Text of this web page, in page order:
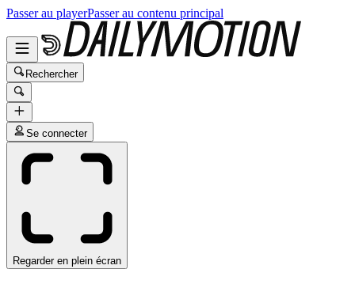
Passer au playerPasser au contenu principal
Rechercher
Se connecter
Regarder en plein écran